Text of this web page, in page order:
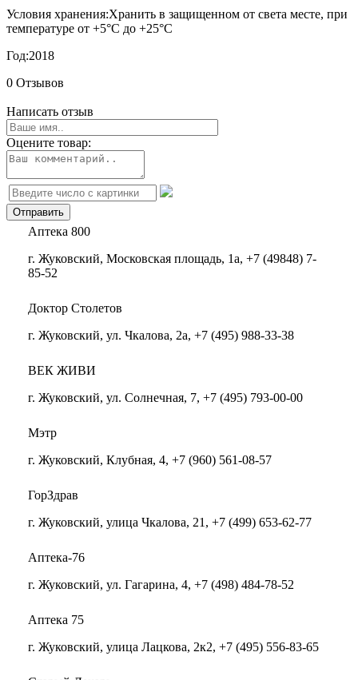
Условия хранения:Хранить в защищенном от света месте, при
температуре от +5°С до +25°С
Год:2018
0 Отзывов
Написать отзыв
Оцените товар:
Аптека 800
г. Жуковский, Московская площадь, 1а, +7 (49848) 7-
85-52
Доктор Столетов
г. Жуковский, ул. Чкалова, 2а, +7 (495) 988-33-38
ВЕК ЖИВИ
г. Жуковский, ул. Солнечная, 7, +7 (495) 793-00-00
Мэтр
г. Жуковский, Клубная, 4, +7 (960) 561-08-57
ГорЗдрав
г. Жуковский, улица Чкалова, 21, +7 (499) 653-62-77
Аптека-76
г. Жуковский, ул. Гагарина, 4, +7 (498) 484-78-52
Аптека 75
г. Жуковский, улица Лацкова, 2к2, +7 (495) 556-83-65